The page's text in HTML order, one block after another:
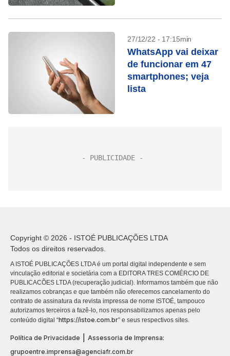
27/12/22 - 17:15min
WhatsApp vai deixar
de funcionar em 47
smartphones; veja
lista
Copyright © 2026 - ISTOÉ PUBLICAÇÕES LTDA
Todos os direitos reservados.
A ISTOÉ PUBLICAÇÕES LTDA é um portal digital independente e sem
vinculação editorial e societária com a EDITORA TRES COMÉRCIO DE
PUBLICACÕES LTDA (recuperação judicial). Informamos também que não
realizamos cobranças e que também não oferecemos cancelamento do
contrato de assinatura da revista impressa de nome ISTOÉ, tampouco
autorizamos terceiros a fazê-lo, nos responsabilizamos apenas pelo
conteúdo digital “https://istoe.com.br” e seus respectivos sites.
Política de Privacidade
Assessoria de Imprensa:
grupoentre.imprensa@agenciafr.com.br